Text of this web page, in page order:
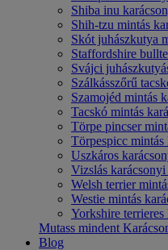
Shiba inu
Shih-tzu mintás
Skót juhászkutya
Staffordshire
Svájci
Szálkásszőrű
Szamojéd mintás
Tacskó mintás
Törpe pincser
Törpespicc
Uszkáros
Vizslás
Welsh terrier
Westie mintás
Yorkshire
Mutass mindent
Blog